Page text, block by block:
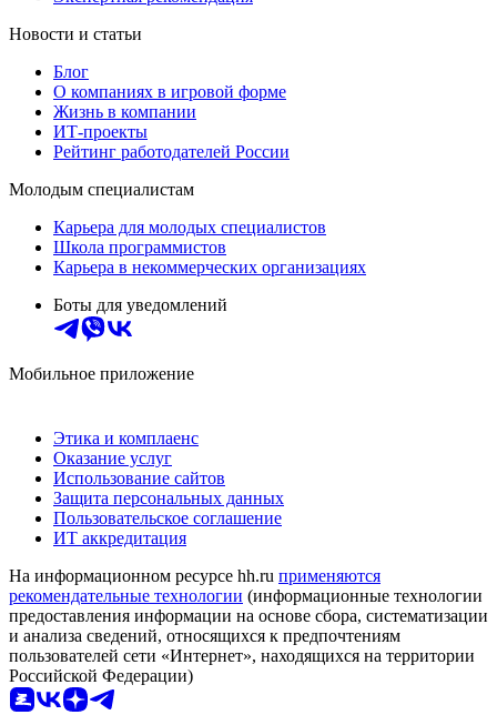
Новости и статьи
Блог
О компаниях в игровой форме
Жизнь в компании
ИТ-проекты
Рейтинг работодателей России
Молодым специалистам
Карьера для молодых специалистов
Школа программистов
Карьера в некоммерческих организациях
Боты для уведомлений
Мобильное приложение
Этика и комплаенс
Оказание услуг
Использование сайтов
Защита персональных данных
Пользовательское соглашение
ИТ аккредитация
На информационном ресурсе hh.ru применяются
рекомендательные технологии (информационные технологии
предоставления информации на основе сбора, систематизации
и анализа сведений, относящихся к предпочтениям
пользователей сети «Интернет», находящихся на территории
Российской Федерации)